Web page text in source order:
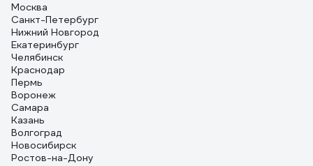
Москва
Санкт-Петербург
Нижний Новгород
Екатеринбург
Челябинск
Краснодар
Пермь
Воронеж
Самара
Казань
Волгоград
Новосибирск
Ростов-на-Дону